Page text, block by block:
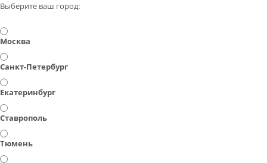
Выберите ваш город:
Москва
Санкт-Петербург
Екатеринбург
Ставрополь
Тюмень